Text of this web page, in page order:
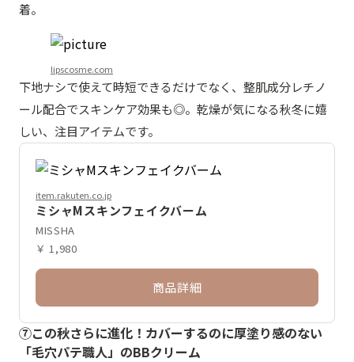
着。
lipscosme.com
下地ナシで使えて時短できるだけでなく、整肌成分レチノ
ール配合でスキンケア効果も◎。乾燥が気になる秋冬に嬉
しい、注目アイテムです。
item.rakuten.co.jp
ミシャMスキンフェイクバーム
MISSHA
￥ 1,980
商品詳細
⑦この秋さらに進化！カバーするのに厚塗り感のない
「毛穴パテ職人」のBBクリーム